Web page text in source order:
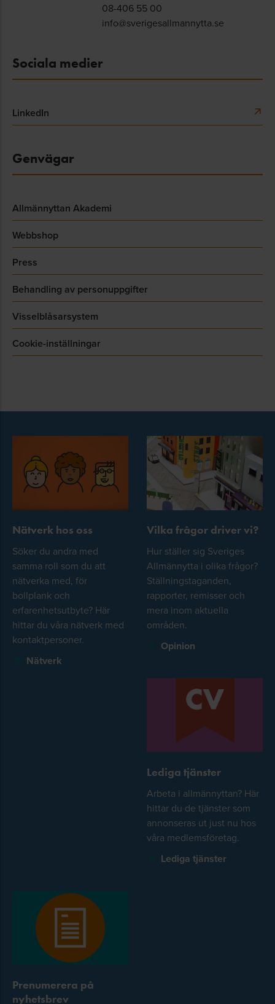
08-406 55 00
info@sverigesallmannytta.se
Sociala medier
LinkedIn
Genvägar
Allmännyttan Akademi
Webbshop
Press
Behandling av personuppgifter
Visselblåsarsystem
Cookie-inställningar
Nätverk hos oss
Söker du andra med
samma roll som du att
nätverka med, för
bollplank och
erfarenhetsutbyte? Här
hittar du våra nätverk med
kontaktpersoner.
Nätverk
Vilka frågor driver vi?
Hur ställer sig Sveriges
Allmännytta i olika frågor?
Ställningstaganden,
rapporter, remisser och
mera inom aktuella
områden.
Opinion
Lediga tjänster
Arbeta i allmännyttan? Här
hittar du de tjänster som
annonseras ut just nu hos
våra medlemsföretag.
Lediga tjänster
Prenumerera på
nyhetsbrev